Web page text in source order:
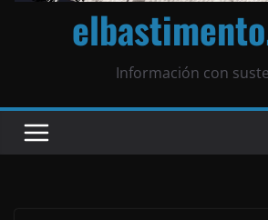
Información con